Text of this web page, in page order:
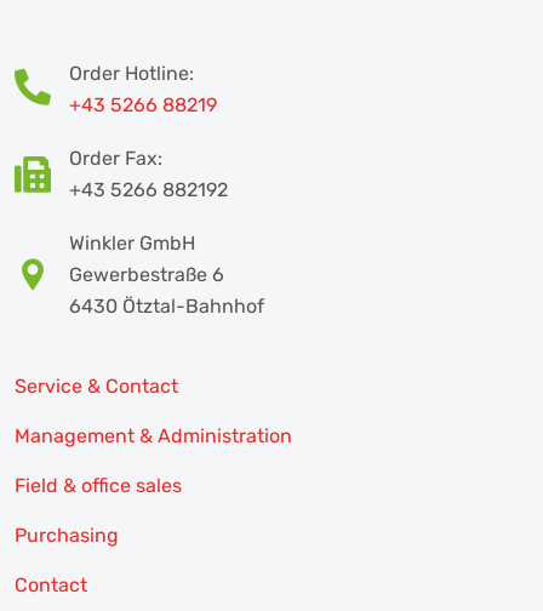
Order Hotline:
+43 5266 88219
Order Fax:
+43 5266 882192
Winkler GmbH
Gewerbestraße 6
6430 Ötztal-Bahnhof
Service & Contact
Management & Administration
Field & office sales
Purchasing
Contact